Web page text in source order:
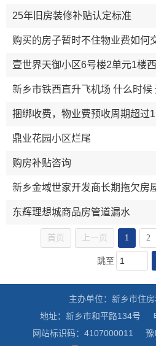
25年旧房装修补贴认定标准
购买的房子暂时不住物业费如何
新乡市铁西直升飞机场 什么时候
鼎业花园小区烂尾
购房补贴咨询
东辉理想城商品房管道漏水
首页 上一页 1 2
跳至
主办单位：新乡市住
地址：新乡市和平路134号
网站标识码：4107000011
豫